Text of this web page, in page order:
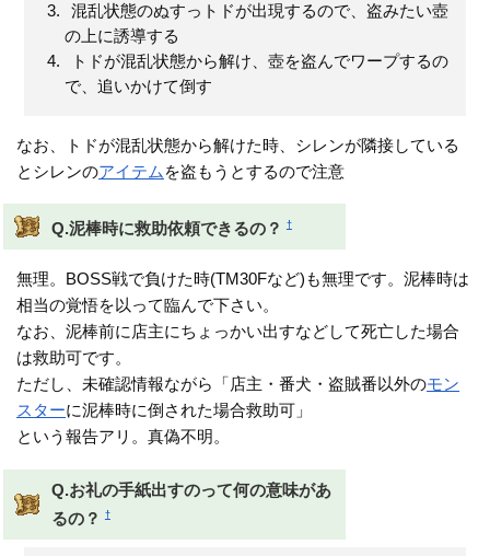
混乱状態のぬすっトドが出現するので、盗みたい壺
の上に誘導する
トドが混乱状態から解け、壺を盗んでワープするの
で、追いかけて倒す
なお、トドが混乱状態から解けた時、シレンが隣接している
とシレンのアイテム を盗もうとするので注意
Q.泥棒時に救助依頼できるの？ †
無理。BOSS戦で負けた時(TM30Fなど)も無理です。泥棒時は
相当の覚悟を以って臨んで下さい。
なお、泥棒前に店主にちょっかい出すなどして死亡した場合
は救助可です。
ただし、未確認情報ながら「店主・番犬・盗賊番以外のモン
スターに泥棒時に倒された場合救助可」
という報告アリ。真偽不明。
Q.お礼の手紙出すのって何の意味があ
るの？
†